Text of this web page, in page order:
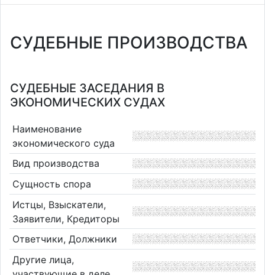
СУДЕБНЫЕ ПРОИЗВОДСТВА
СУДЕБНЫЕ ЗАСЕДАНИЯ В
ЭКОНОМИЧЕСКИХ СУДАХ
Наименование
экономического суда
Вид производства
Сущность спора
Истцы, Взыскатели,
Заявители, Кредиторы
Ответчики, Должники
Другие лица,